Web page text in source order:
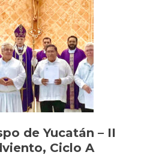
de Yucatán – II
Ciclo A